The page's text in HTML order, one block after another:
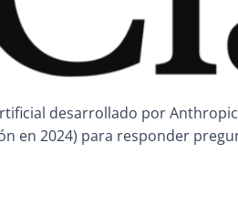
desarrollado por
en 2024) para responder